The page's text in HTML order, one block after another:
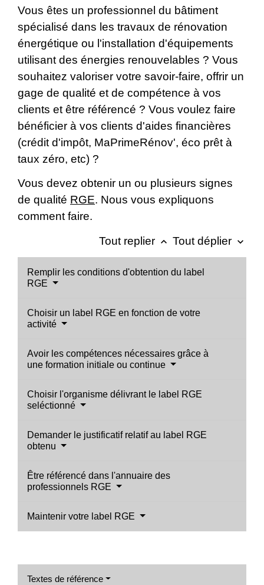
Vous êtes un professionnel du bâtiment
spécialisé dans les travaux de rénovation
énergétique ou l'installation d'équipements
utilisant des énergies renouvelables ? Vous
souhaitez valoriser votre savoir-faire, offrir un
gage de qualité et de compétence à vos
clients et être référencé ? Vous voulez faire
bénéficier à vos clients d'aides financières
(crédit d'impôt, MaPrimeRénov', éco prêt à
taux zéro, etc) ?
Vous devez obtenir un ou plusieurs signes
de qualité RGE. Nous vous expliquons
comment faire.
Tout replier keyboard_arrow_up Tout déplier keyboard_arrow_down
Remplir les conditions d'obtention du label
RGE
Choisir un label RGE en fonction de votre
activité
Avoir les compétences nécessaires grâce à
une formation initiale ou continue
Choisir l'organisme délivrant le label RGE
seléctionné
Demander le justificatif relatif au label RGE
obtenu
Être référencé dans l'annuaire des
professionnels RGE
Maintenir votre label RGE
Textes de référence